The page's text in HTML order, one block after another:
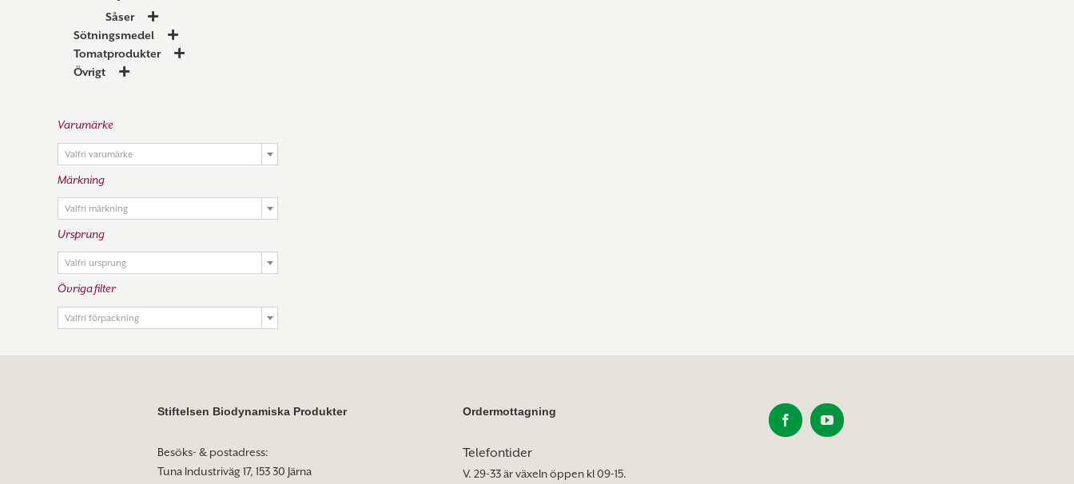
Såser
Sötningsmedel
Tomatprodukter
Övrigt
Varumärke
Valfri varumärke
Märkning
Valfri märkning
Ursprung
Valfri ursprung
Övriga filter
Valfri förpackning
Stiftelsen Biodynamiska Produkter
Besöks- & postadress:
Tuna Industriväg 17, 153 30 Järna
Ordermottagning
Telefontider
V. 29-33 är växeln öppen kl 09-15.